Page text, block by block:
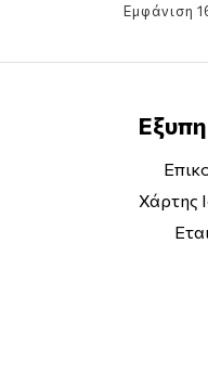
Εμφάνιση
Χάρτης